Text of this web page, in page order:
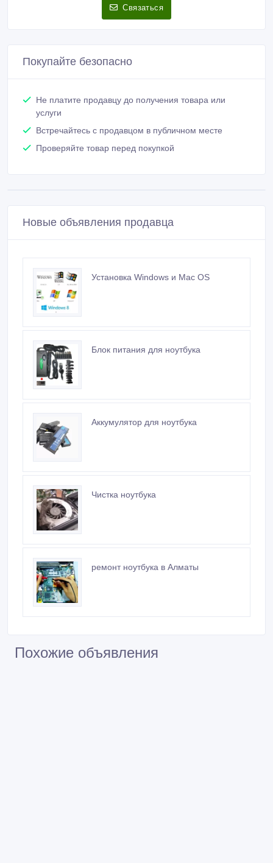
Связаться
Покупайте безопасно
Не платите продавцу до получения товара или
услуги
Встречайтесь с продавцом в публичном месте
Проверяйте товар перед покупкой
Новые объявления продавца
Установка Windows и Mac OS
Блок питания для ноутбука
Аккумулятор для ноутбука
Чистка ноутбука
ремонт ноутбука в Алматы
Похожие объявления